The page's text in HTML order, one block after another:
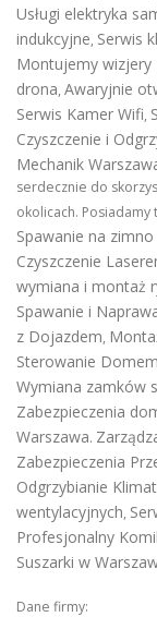
Usługi elektryka
indukcyjne, Serwis
Montujemy wizjery
drona, Awaryjnie
Serwis Kamer Wifi,
Czyszczenie i
Mechanik
serdecznie do
okolicach. Posiadamy
Spawanie na
Czyszczenie
wymiana i montaż
Spawanie i
z Dojazdem,
Sterowanie Domem
Wymiana zamków
Zabezpieczenia
Warszawa.
Zabezpieczenia
Odgrzybianie
wentylacyjnych,
Profesjonalny
Suszarki w
Dane firmy: